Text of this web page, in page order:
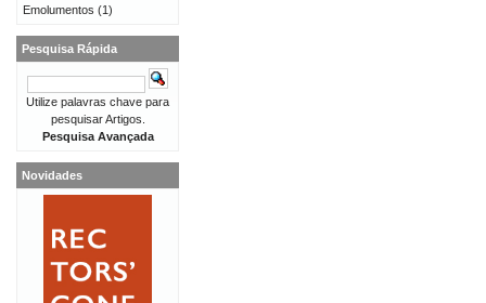
Emolumentos (1)
Pesquisa Rápida
Utilize palavras chave para
pesquisar Artigos.
Pesquisa Avançada
Novidades